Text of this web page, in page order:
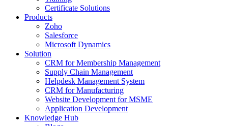
Certificate Solutions
Products
Zoho
Salesforce
Microsoft Dynamics
Solution
CRM for Membership Management
Supply Chain Management
Helpdesk Management System
CRM for Manufacturing
Website Development for MSME
Application Development
Knowledge Hub